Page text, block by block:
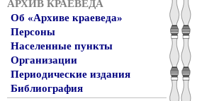
АРХИВ КРАЕВЕДА
Об «Архиве краеведа»
Персоны
Населенные пункты
Организации
Периодические издания
Библиография